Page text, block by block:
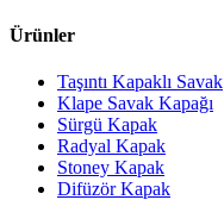
Ürünler
Taşıntı Kapaklı Savak
Klape Savak Kapağı
Sürgü Kapak
Radyal Kapak
Stoney Kapak
Difüzör Kapak